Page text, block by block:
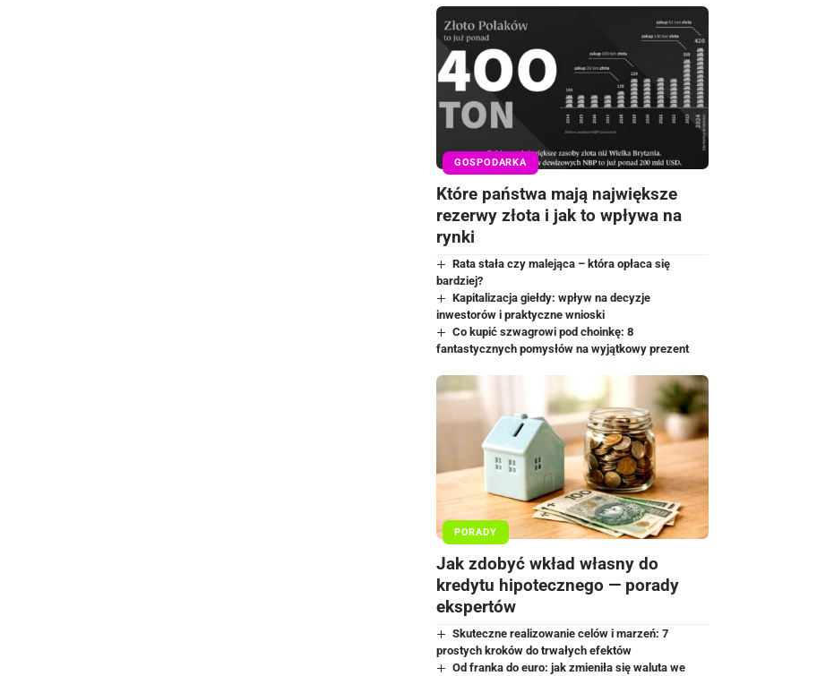
GOSPODARKA
Które państwa mają największe
rezerwy złota i jak to wpływa na
rynki
Rata stała czy malejąca – która opłaca się
bardziej?
Kapitalizacja giełdy: wpływ na decyzje
inwestorów i praktyczne wnioski
Co kupić szwagrowi pod choinkę: 8
fantastycznych pomysłów na wyjątkowy prezent
PORADY
Jak zdobyć wkład własny do
kredytu hipotecznego — porady
ekspertów
Skuteczne realizowanie celów i marzeń: 7
prostych kroków do trwałych efektów
Od franka do euro: jak zmieniła się waluta we